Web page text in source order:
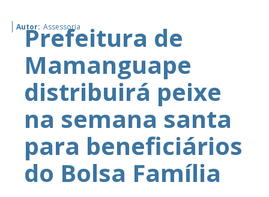
Autor: Assessoria
Prefeitura de
Mamanguape
distribuirá peixe
na semana santa
para beneficiários
do Bolsa Família